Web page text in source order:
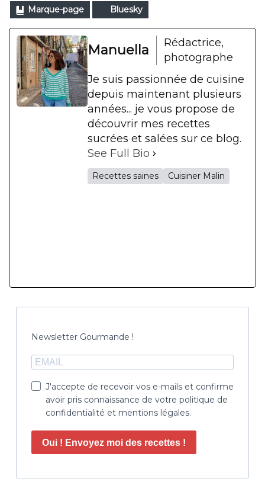
Marque-page Bluesky
Manuella
Rédactrice,
photographe
Je suis passionnée de cuisine
depuis maintenant plusieurs
années... je vous propose de
découvrir mes recettes
sucrées et salées sur ce blog.
See Full Bio
Recettes saines Cuisiner Malin
Newsletter Gourmande !
J'accepte de recevoir vos e-mails et confirme
avoir pris connaissance de votre politique de
confidentialité et mentions légales.
Oui ! Envoyez moi des recettes !